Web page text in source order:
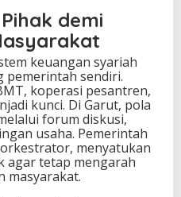
demi
keuangan syariah
sendiri.
koperasi pesantren,
kunci. Di Garut, pola
forum diskusi,
usaha. Pemerintah
menyatukan
agar tetap mengarah
masyarakat.